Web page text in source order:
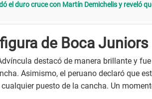
el duro cruce con Martín Demichelis y reveló
de Boca Juniors
destacó de manera brillante y
Asimismo, el peruano declaró que
puesto de la cancha. Un